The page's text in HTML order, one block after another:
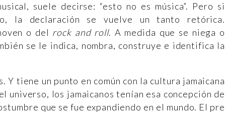
suele decirse: “esto no es música”. Pero si
la declaración se vuelve un tanto retórica.
o del rock and roll. A medida que se niega o
se le indica, nombra, construye e identifica la
tiene un punto en común con la cultura jamaicana
universo, los jamaicanos tenían esa concepción de
que se fue expandiendo en el mundo. El pre